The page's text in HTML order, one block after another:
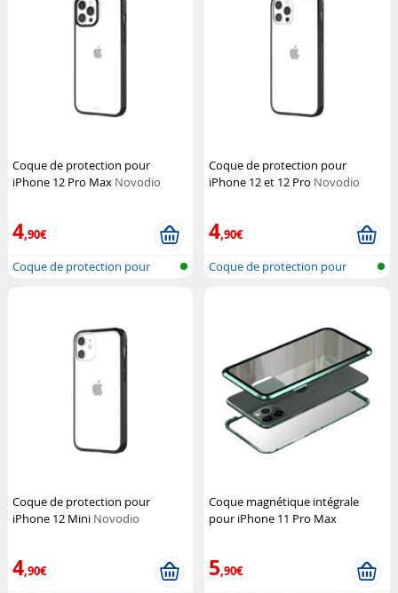
Coque de protection pour
iPhone 12 Pro Max Novodio
4,90€
Coque de protection pour
Coque de protection pour
iPhone 12 et 12 Pro Novodio
4,90€
Coque de protection pour
Coque de protection pour
iPhone 12 Mini Novodio
4,90€
Coque magnétique intégrale
pour iPhone 11 Pro Max
5,90€